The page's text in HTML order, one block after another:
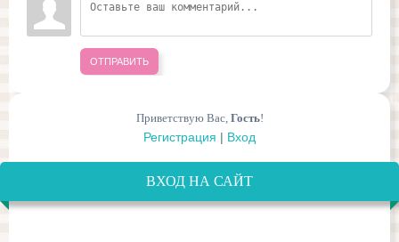
ОТПРАВИТЬ
Приветствую Вас, Гость!
Регистрация | Вход
ВХОД НА САЙТ